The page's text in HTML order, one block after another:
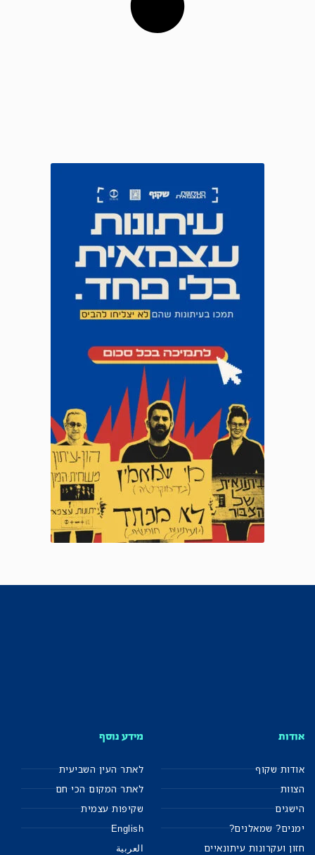
אודות
אודות שקוף
הצוות
הישגים
ימנים? שמאלנים?
חזון ועקרונות עיתונאיים
מידע נוסף
לאתר העין השביעית
לאתר המקום הכי חם
שקיפות עצמית
English
العربية